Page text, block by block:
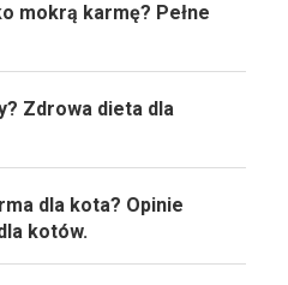
mokrą karmę? Pełne
Zdrowa dieta dla
dla kota? Opinie
kotów.